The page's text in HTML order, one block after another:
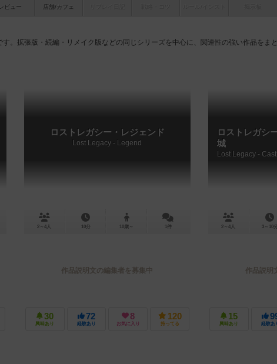
ビュー 店舗/カフェ
。拡張版・続編・リメイク版などの同じシリーズを中心に、関連性の強い作品をまと
ロストレガシー・レジェンド
Lost Legacy - Legend
2～4人 10分 10歳～ 1件
作品説明文の編集者を募集中
30
興味あり
72
経験あり
8
お気に入り
120
持ってる
ロストレガシ
城
2～4人 3～10
作品説明
15
興味あり 経験あ